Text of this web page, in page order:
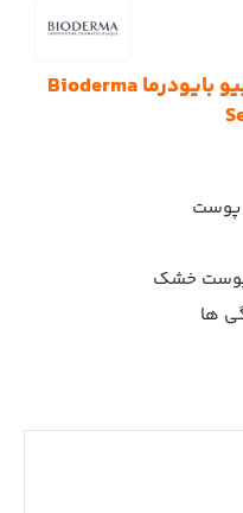
ژل شستشوی صورت سنسیبیو بایودرما Bioderma
پوست
پوست خشک
ها